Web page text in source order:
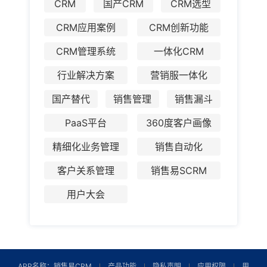
CRM 国产CRM
CRM选型
CRM应用案例
CRM创新功能
CRM管理系统
一体化CRM
行业解决方案
营销服一体化
国产替代
销售管理
销售漏斗
PaaS平台
360度客户画像
精细化业务管理
销售自动化
客户关系管理
销售易SCRM
用户大会